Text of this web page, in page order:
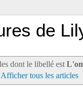
de
dont le libellé est
Afficher tous les articles